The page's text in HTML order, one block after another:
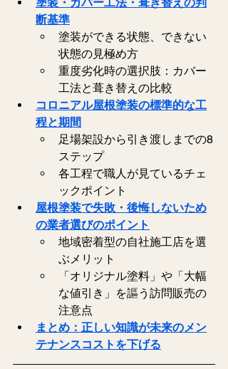
塗装・カバー工法・葺き替えの判
断基準
塗装ができる状態、できない
状態の見極め方
重度劣化時の選択肢：カバー
工法と葺き替えの比較
コロニアル屋根塗装の標準的な工
程と期間
足場架設から引き渡しまでの8
ステップ
各工程で職人が見ているチェ
ックポイント
屋根塗装で失敗・後悔しないため
の業者選びのポイント
地域密着型の自社施工店を選
ぶメリット
「オリジナル塗料」や「大幅
な値引き」を謳う訪問販売の
注意点
まとめ：正しい知識が未来のメン
テナンスコストを下げる